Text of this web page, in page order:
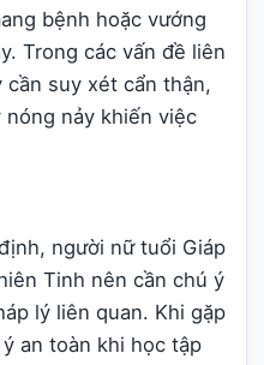
bệnh hoặc vướng
Trong các vấn đề liên
suy xét cẩn thận,
nảy khiến việc
người nữ tuổi Giáp
Tinh nên cần chú ý
lý liên quan. Khi gặp
an toàn khi học tập